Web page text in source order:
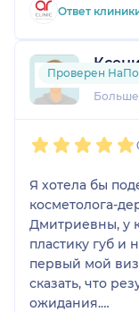
Ответ
1 отзыв
Больше
Проверен
Я хотела бы
косметолога-
Дмитриевны, у
пластику губ и
первый мой
сказать, что
ожидания.